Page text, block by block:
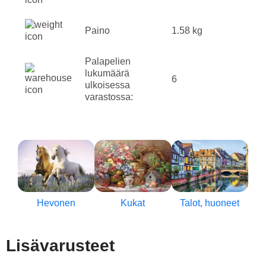
Paino 1.58 kg
Palapelien
lukumäärä
ulkoisessa
varastossa:
6
Hevonen Kukat Talot, huoneet
Lisävarusteet